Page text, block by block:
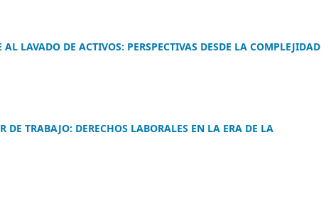
LAVADO DE ACTIVOS: PERSPECTIVAS DESDE LA COMPLEJIDAD
TRABAJO: DERECHOS LABORALES EN LA ERA DE LA